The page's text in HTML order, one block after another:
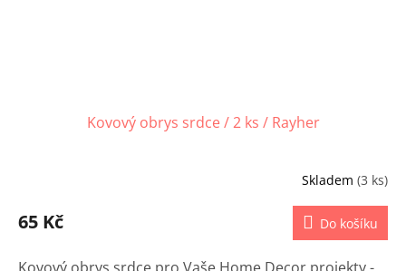
Kovový obrys srdce / 2 ks / Rayher
Skladem (3 ks)
65 Kč Do košíku